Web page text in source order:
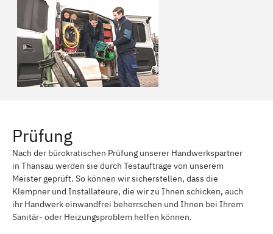
Prüfung
Nach der bürokratischen Prüfung unserer Handwerkspartner
in Thansau werden sie durch Testaufträge von unserem
Meister geprüft. So können wir sicherstellen, dass die
Klempner und Installateure, die wir zu Ihnen schicken, auch
ihr Handwerk einwandfrei beherrschen und Ihnen bei Ihrem
Sanitär- oder Heizungsproblem helfen können.